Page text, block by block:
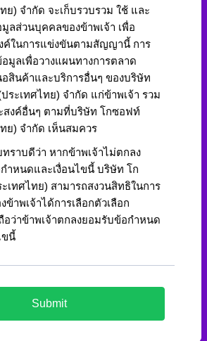
ย) จำกัด จะเก็บรวบรวม ใช้ และ
มูลส่วนบุคคลของข้าพเจ้า เพื่อ
ค์ในการแข่งขันตามสัญญานี้ การ
อมูลเพื่อวางแผนทางการตลาด
อสินค้าและบริการอื่นๆ ของบริษัท
ระเทศไทย) จำกัด แก่ข้าพเจ้า รวม
สงค์อื่นๆ ตามที่บริษัท โกซอฟท์
ย) จำกัด เห็นสมควร
ทราบดีว่า หากข้าพเจ้าไม่ตกลง
ำหนดและเงื่อนไขนี้ บริษัท โก
เทศไทย) สามารถสงวนสิทธิในการ
ข้าพเจ้าได้การเลือกตัวเลือก
อว่าข้าพเจ้าตกลงยอมรับข้อกำหนด
ขนี้
Submit